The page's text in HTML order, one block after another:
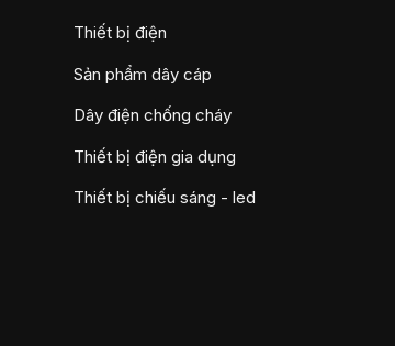
Thiết bị điện
Sản phẩm dây cáp
Dây điện chống cháy
Thiết bị điện gia dụng
Thiết bị chiếu sáng - led